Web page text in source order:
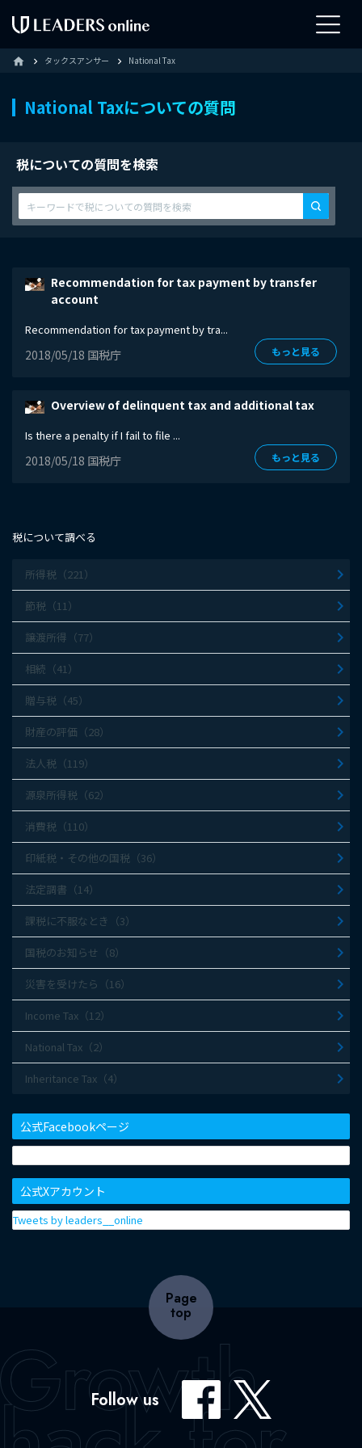
home タックスアンサー National Tax
National Taxについての質問
税についての質問を検索
Recommendation for tax payment by transfer
account
Recommendation for tax payment by tra...
2018/05/18 国税庁 もっと見る
Overview of delinquent tax and additional tax
Is there a penalty if I fail to file ...
2018/05/18 国税庁 もっと見る
税について調べる
所得税（221）
節税（11）
譲渡所得（77）
相続（41）
贈与税（45）
財産の評価（28）
法人税（119）
源泉所得税（62）
消費税（110）
印紙税・その他の国税（36）
法定調書（14）
課税に不服なとき（3）
国税のお知らせ（8）
災害を受けたら（16）
Income Tax（12）
National Tax（2）
Inheritance Tax（4）
公式Facebookページ
公式Xアカウント
Tweets by leaders__online
Page
top
Follow us